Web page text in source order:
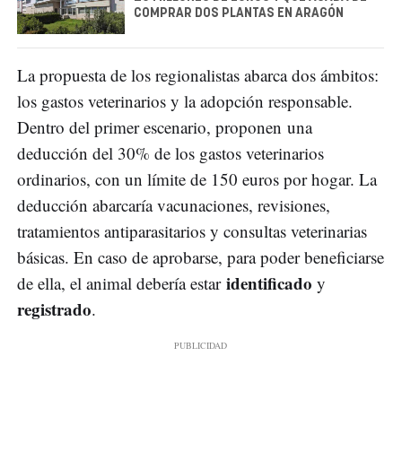
COMPRAR DOS PLANTAS EN ARAGÓN
La propuesta de los regionalistas abarca dos ámbitos:
los gastos veterinarios y la adopción responsable.
Dentro del primer escenario, proponen una
deducción del 30% de los gastos veterinarios
ordinarios, con un límite de 150 euros por hogar. La
deducción abarcaría vacunaciones, revisiones,
tratamientos antiparasitarios y consultas veterinarias
básicas. En caso de aprobarse, para poder beneficiarse
de ella, el animal debería estar identificado y
registrado.